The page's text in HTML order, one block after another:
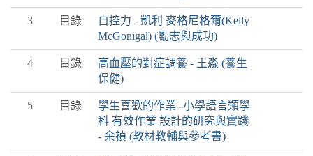
3 目錄
自控力 - 凱利 麥格尼格爾(Kelly
McGonigal) (勵志與成功)
4 目錄
高血壓的對症調養 - 王淼 (養生
保健)
5 目錄
學生喜歡的作業--小學語言類學
科 有效作業 設計的研究與實踐
- 余禎 (教材教輔與參考書)